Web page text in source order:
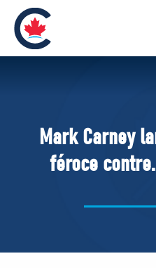
Pierre Poilievre
Your Conservative
Shadow Cabinet
ABOUT US
Mark Carney
féroce